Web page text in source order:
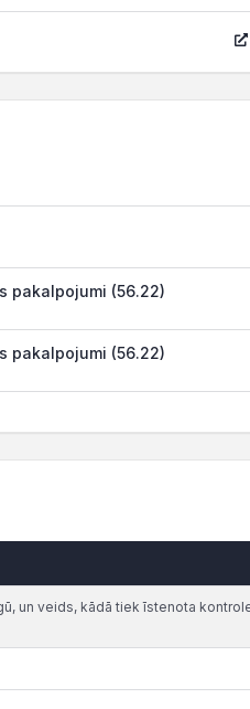
pakalpojumi (56.22)
pakalpojumi (56.22)
un veids, kādā tiek īstenota